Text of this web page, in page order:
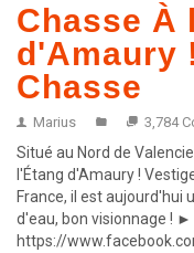
Chasse À
d'Amaury
Chasse
Marius 3,784
Situé au Nord de
l'Étang d'Amaury !
France, il est aujourd'hui
d'eau, bon visionnage ! ►
https://